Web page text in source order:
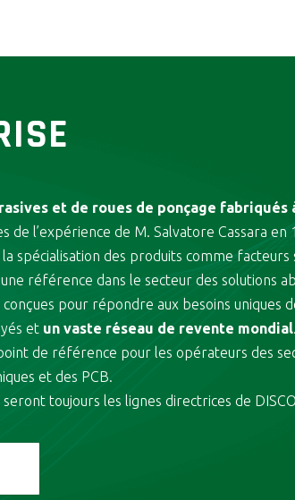
et de roues de ponçage fabriqués
l’expérience de M. Salvatore Cassara en
spécialisation des produits comme
référence dans le secteur des solutions
conçues pour répondre aux besoins uniques
et un vaste réseau de revente mondial
de référence pour les opérateurs des
et des PCB.
toujours les lignes directrices de